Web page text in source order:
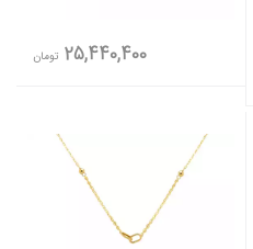
25,440,400 تومان